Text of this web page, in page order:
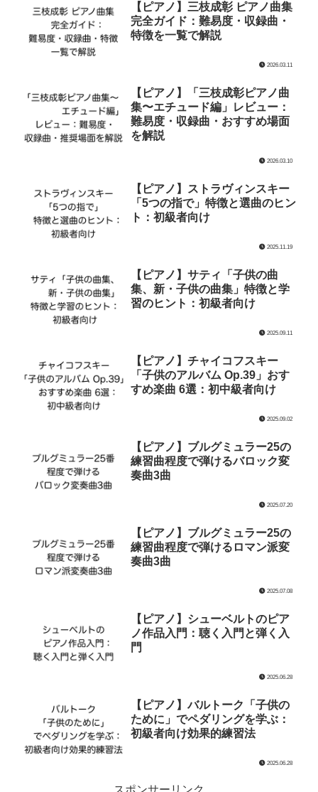
【ピアノ】三枝成彰 ピアノ曲集
完全ガイド：難易度・収録曲・
特徴を一覧で解説
2026.03.11
【ピアノ】「三枝成彰ピアノ曲
集〜エチュード編」レビュー：
難易度・収録曲・おすすめ場面
を解説
2026.03.10
【ピアノ】ストラヴィンスキー
「5つの指で」特徴と選曲のヒン
ト：初級者向け
2025.11.19
【ピアノ】サティ「子供の曲
集、新・子供の曲集」特徴と学
習のヒント：初級者向け
2025.09.11
【ピアノ】チャイコフスキー
「子供のアルバム Op.39」おす
すめ楽曲 6選：初中級者向け
2025.09.02
【ピアノ】ブルグミュラー25の
練習曲程度で弾けるバロック変
奏曲3曲
2025.07.20
【ピアノ】ブルグミュラー25の
練習曲程度で弾けるロマン派変
奏曲3曲
2025.07.08
【ピアノ】シューベルトのピア
ノ作品入門：聴く入門と弾く入
門
2025.06.28
【ピアノ】バルトーク「子供の
ために」でペダリングを学ぶ：
初級者向け効果的練習法
2025.06.28
スポンサーリンク